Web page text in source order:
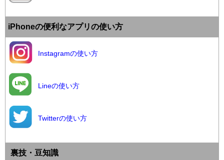
iPhoneの便利なアプリの使い方
Instagramの使い方
Lineの使い方
Twitterの使い方
裏技・豆知識